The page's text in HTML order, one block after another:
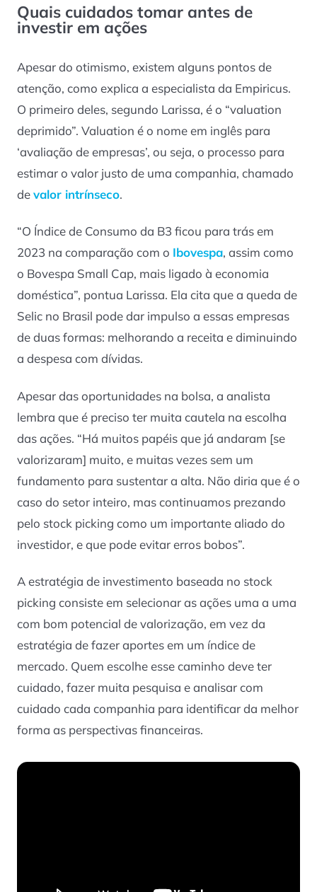
Quais cuidados tomar antes de
investir em ações
Apesar do otimismo, existem alguns pontos de
atenção, como explica a especialista da Empiricus.
O primeiro deles, segundo Larissa, é o “valuation
deprimido”. Valuation é o nome em inglês para
‘avaliação de empresas’, ou seja, o processo para
estimar o valor justo de uma companhia, chamado
devalor intrínseco.
“O Índice de Consumo da B3 ficou para trás em
2023 na comparação com o Ibovespa, assim como
o Bovespa Small Cap, mais ligado à economia
doméstica”, pontua Larissa. Ela cita que a queda de
Selic no Brasil pode dar impulso a essas empresas
de duas formas: melhorando a receita e diminuindo
a despesa com dívidas.
Apesar das oportunidades na bolsa, a analista
lembra que é preciso ter muita cautela na escolha
das ações. “Há muitos papéis que já andaram [se
valorizaram] muito, e muitas vezes sem um
fundamento para sustentar a alta. Não diria que é o
caso do setor inteiro, mas continuamos prezando
pelo stock picking como um importante aliado do
investidor, e que pode evitar erros bobos”.
A estratégia de investimento baseada no stock
picking consiste em selecionar as ações uma a uma
com bom potencial de valorização, em vez da
estratégia de fazer aportes em um índice de
mercado. Quem escolhe esse caminho deve ter
cuidado, fazer muita pesquisa e analisar com
cuidado cada companhia para identificar da melhor
forma as perspectivas financeiras.